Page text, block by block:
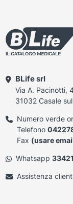
BLife srl
Via A. Pacinotti,
31032 Casale
Numero verde
Telefono
Fax (usare
Whatsapp
Assistenza